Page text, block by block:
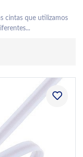
cintas que utilizamos